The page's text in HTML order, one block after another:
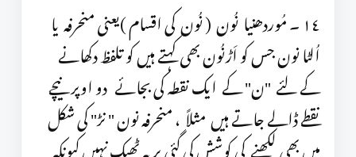
١٤ ۔ مُوردھنیا نُون ( نُون کی اقسام )یعنی منحرفہ یا
اُلٹا نون جس کو اَڑنُون بھی کہتے ہیں کو تلفظ دکھانے
کے لئے "ن" کے ایک نقطہ کی بجائے دو اوپر نیچے
نقطے ڈالے جاتے ہیں مثلاً ، منحرفہ نون " نڑ" کی شکل
میں بھی لکھنے کی کوشش کی گئی پر یہ ٹھیک نہیں کیونکہ